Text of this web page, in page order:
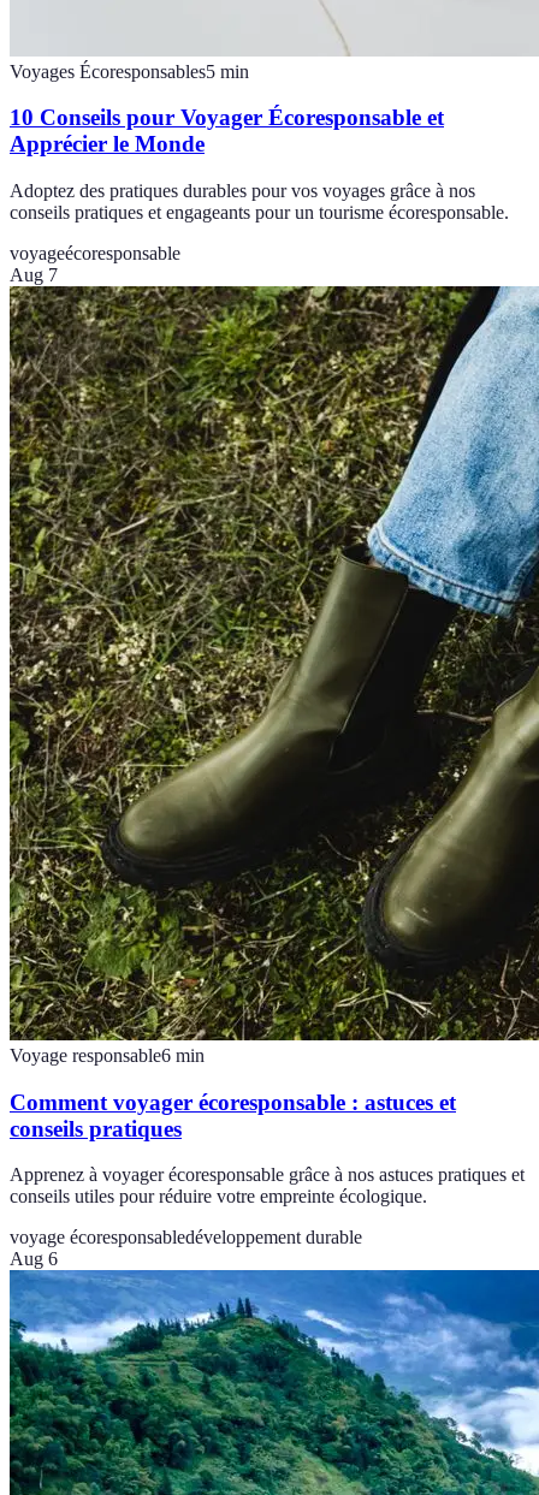
Voyages Écoresponsables5 min
10 Conseils pour Voyager Écoresponsable et
Apprécier le Monde
Adoptez des pratiques durables pour vos voyages grâce à nos
conseils pratiques et engageants pour un tourisme écoresponsable.
voyageécoresponsable
Aug 7
Voyage responsable6 min
Comment voyager écoresponsable : astuces et
conseils pratiques
Apprenez à voyager écoresponsable grâce à nos astuces pratiques et
conseils utiles pour réduire votre empreinte écologique.
voyage écoresponsabledéveloppement durable
Aug 6